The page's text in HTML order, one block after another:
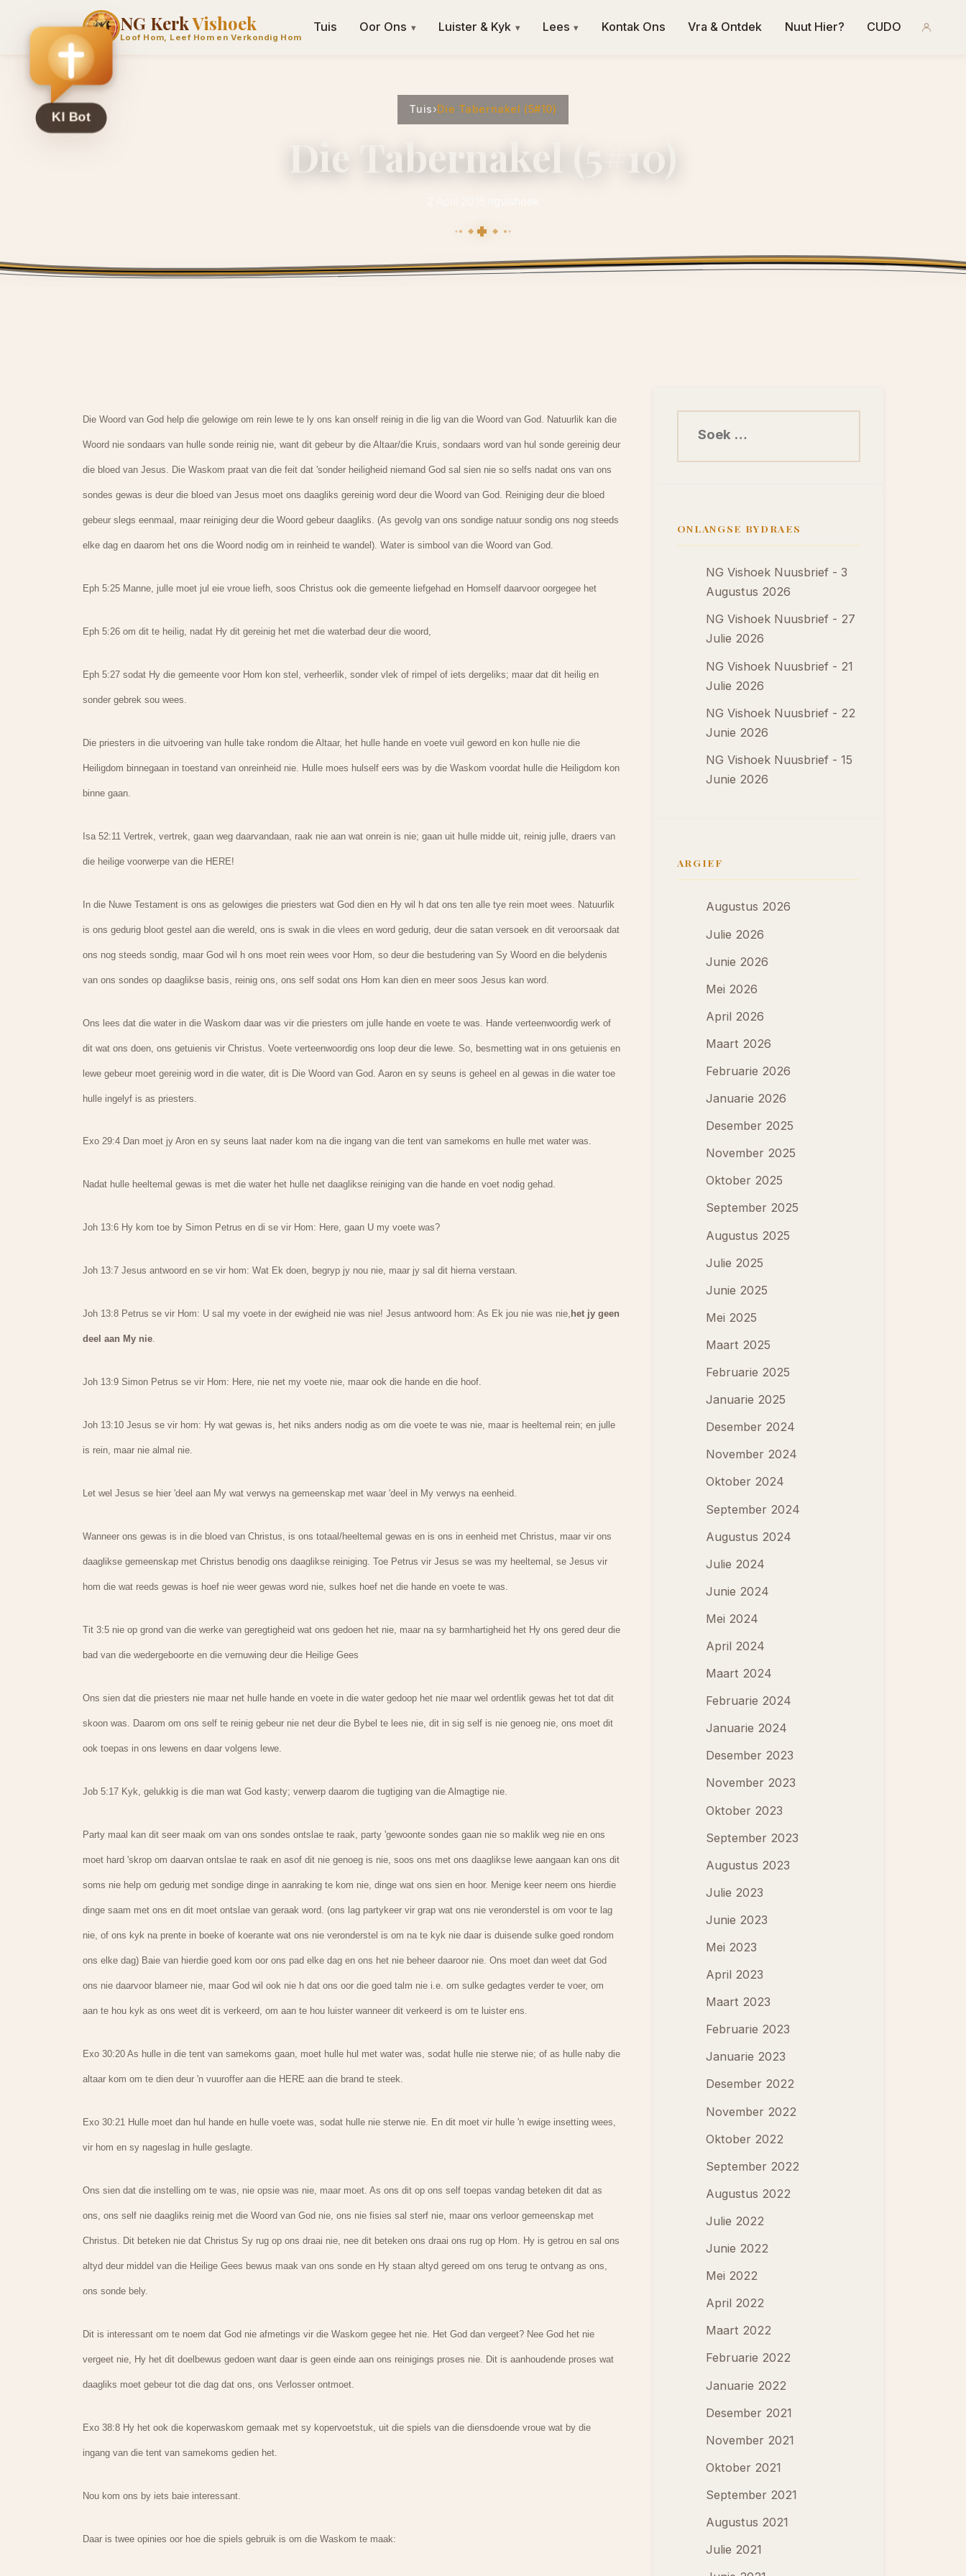
NG KerkVishoek
Loof Hom, Leef Hom en Verkondig Hom
Tuis Oor Ons ▾ Luister & Kyk ▾ Lees ▾ Kontak Ons Vra & Ontdek Nuut Hier? CUDO
Tuis›Die Tabernakel (5#10)
Die Tabernakel (5#10)
Die Woord van God help die gelowige om rein lewe te ly ons kan onself reinig in die lig van die Woord van God. Natuurlik kan die
Woord nie sondaars van hulle sonde reinig nie, want dit gebeur by die Altaar/die Kruis, sondaars word van hul sonde gereinig deur
die bloed van Jesus. Die Waskom praat van die feit dat 'sonder heiligheid niemand God sal sien nie so selfs nadat ons van ons
sondes gewas is deur die bloed van Jesus moet ons daagliks gereinig word deur die Woord van God. Reiniging deur die bloed
gebeur slegs eenmaal, maar reiniging deur die Woord gebeur daagliks. (As gevolg van ons sondige natuur sondig ons nog steeds
elke dag en daarom het ons die Woord nodig om in reinheid te wandel). Water is simbool van die Woord van God.
Eph 5:25 Manne, julle moet jul eie vroue liefh, soos Christus ook die gemeente liefgehad en Homself daarvoor oorgegee het
Eph 5:26 om dit te heilig, nadat Hy dit gereinig het met die waterbad deur die woord,
Eph 5:27 sodat Hy die gemeente voor Hom kon stel, verheerlik, sonder vlek of rimpel of iets dergeliks; maar dat dit heilig en
sonder gebrek sou wees.
Die priesters in die uitvoering van hulle take rondom die Altaar, het hulle hande en voete vuil geword en kon hulle nie die
Heiligdom binnegaan in toestand van onreinheid nie. Hulle moes hulself eers was by die Waskom voordat hulle die Heiligdom kon
binne gaan.
Isa 52:11 Vertrek, vertrek, gaan weg daarvandaan, raak nie aan wat onrein is nie; gaan uit hulle midde uit, reinig julle, draers van
die heilige voorwerpe van die HERE!
In die Nuwe Testament is ons as gelowiges die priesters wat God dien en Hy wil h dat ons ten alle tye rein moet wees. Natuurlik
is ons gedurig bloot gestel aan die wereld, ons is swak in die vlees en word gedurig, deur die satan versoek en dit veroorsaak dat
ons nog steeds sondig, maar God wil h ons moet rein wees voor Hom, so deur die bestudering van Sy Woord en die belydenis
van ons sondes op daaglikse basis, reinig ons, ons self sodat ons Hom kan dien en meer soos Jesus kan word.
Ons lees dat die water in die Waskom daar was vir die priesters om julle hande en voete te was. Hande verteenwoordig werk of
dit wat ons doen, ons getuienis vir Christus. Voete verteenwoordig ons loop deur die lewe. So, besmetting wat in ons getuienis en
lewe gebeur moet gereinig word in die water, dit is Die Woord van God. Aaron en sy seuns is geheel en al gewas in die water toe
hulle ingelyf is as priesters.
Exo 29:4 Dan moet jy Aron en sy seuns laat nader kom na die ingang van die tent van samekoms en hulle met water was.
Nadat hulle heeltemal gewas is met die water het hulle net daaglikse reiniging van die hande en voet nodig gehad.
Joh 13:6 Hy kom toe by Simon Petrus en di se vir Hom: Here, gaan U my voete was?
Joh 13:7 Jesus antwoord en se vir hom: Wat Ek doen, begryp jy nou nie, maar jy sal dit hierna verstaan.
Joh 13:8 Petrus se vir Hom: U sal my voete in der ewigheid nie was nie! Jesus antwoord hom: As Ek jou nie was nie, het jy geen
deel aan My nie.
Joh 13:9 Simon Petrus se vir Hom: Here, nie net my voete nie, maar ook die hande en die hoof.
Joh 13:10 Jesus se vir hom: Hy wat gewas is, het niks anders nodig as om die voete te was nie, maar is heeltemal rein; en julle
is rein, maar nie almal nie.
Let wel Jesus se hier 'deel aan My wat verwys na gemeenskap met waar 'deel in My verwys na eenheid.
Wanneer ons gewas is in die bloed van Christus, is ons totaal/heeltemal gewas en is ons in eenheid met Christus, maar vir ons
daaglikse gemeenskap met Christus benodig ons daaglikse reiniging. Toe Petrus vir Jesus se was my heeltemal, se Jesus vir
hom die wat reeds gewas is hoef nie weer gewas word nie, sulkes hoef net die hande en voete te was.
Tit 3:5 nie op grond van die werke van geregtigheid wat ons gedoen het nie, maar na sy barmhartigheid het Hy ons gered deur die
bad van die wedergeboorte en die vernuwing deur die Heilige Gees
Ons sien dat die priesters nie maar net hulle hande en voete in die water gedoop het nie maar wel ordentlik gewas het tot dat dit
skoon was. Daarom om ons self te reinig gebeur nie net deur die Bybel te lees nie, dit in sig self is nie genoeg nie, ons moet dit
ook toepas in ons lewens en daar volgens lewe.
Job 5:17 Kyk, gelukkig is die man wat God kasty; verwerp daarom die tugtiging van die Almagtige nie.
Party maal kan dit seer maak om van ons sondes ontslae te raak, party 'gewoonte sondes gaan nie so maklik weg nie en ons
moet hard 'skrop om daarvan ontslae te raak en asof dit nie genoeg is nie, soos ons met ons daaglikse lewe aangaan kan ons dit
soms nie help om gedurig met sondige dinge in aanraking te kom nie, dinge wat ons sien en hoor. Menige keer neem ons hierdie
dinge saam met ons en dit moet ontslae van geraak word. (ons lag partykeer vir grap wat ons nie veronderstel is om voor te lag
nie, of ons kyk na prente in boeke of koerante wat ons nie veronderstel is om na te kyk nie daar is duisende sulke goed rondom
ons elke dag) Baie van hierdie goed kom oor ons pad elke dag en ons het nie beheer daaroor nie. Ons moet dan weet dat God
ons nie daarvoor blameer nie, maar God wil ook nie h dat ons oor die goed talm nie i.e. om sulke gedagtes verder te voer, om
aan te hou kyk as ons weet dit is verkeerd, om aan te hou luister wanneer dit verkeerd is om te luister ens.
Exo 30:20 As hulle in die tent van samekoms gaan, moet hulle hul met water was, sodat hulle nie sterwe nie; of as hulle naby die
altaar kom om te dien deur 'n vuuroffer aan die HERE aan die brand te steek.
Exo 30:21 Hulle moet dan hul hande en hulle voete was, sodat hulle nie sterwe nie. En dit moet vir hulle 'n ewige insetting wees,
vir hom en sy nageslag in hulle geslagte.
Ons sien dat die instelling om te was, nie opsie was nie, maar moet. As ons dit op ons self toepas vandag beteken dit dat as
ons, ons self nie daagliks reinig met die Woord van God nie, ons nie fisies sal sterf nie, maar ons verloor gemeenskap met
Christus. Dit beteken nie dat Christus Sy rug op ons draai nie, nee dit beteken ons draai ons rug op Hom. Hy is getrou en sal ons
altyd deur middel van die Heilige Gees bewus maak van ons sonde en Hy staan altyd gereed om ons terug te ontvang as ons,
ons sonde bely.
Dit is interessant om te noem dat God nie afmetings vir die Waskom gegee het nie. Het God dan vergeet? Nee God het nie
vergeet nie, Hy het dit doelbewus gedoen want daar is geen einde aan ons reinigings proses nie. Dit is aanhoudende proses wat
daagliks moet gebeur tot die dag dat ons, ons Verlosser ontmoet.
Exo 38:8 Hy het ook die koperwaskom gemaak met sy kopervoetstuk, uit die spiels van die diensdoende vroue wat by die
ingang van die tent van samekoms gedien het.
Nou kom ons by iets baie interessant.
Daar is twee opinies oor hoe die spiels gebruik is om die Waskom te maak:
ONLANGSE BYDRAES
NG Vishoek Nuusbrief - 3
Augustus 2026
NG Vishoek Nuusbrief - 27
Julie 2026
NG Vishoek Nuusbrief - 21
Julie 2026
NG Vishoek Nuusbrief - 22
Junie 2026
NG Vishoek Nuusbrief - 15
Junie 2026
ARGIEF
Augustus 2026
Julie 2026
Junie 2026
Mei 2026
April 2026
Maart 2026
Februarie 2026
Januarie 2026
Desember 2025
November 2025
Oktober 2025
September 2025
Augustus 2025
Julie 2025
Junie 2025
Mei 2025
Maart 2025
Februarie 2025
Januarie 2025
Desember 2024
November 2024
Oktober 2024
September 2024
Augustus 2024
Julie 2024
Junie 2024
Mei 2024
April 2024
Maart 2024
Februarie 2024
Januarie 2024
Desember 2023
November 2023
Oktober 2023
September 2023
Augustus 2023
Julie 2023
Junie 2023
Mei 2023
April 2023
Maart 2023
Februarie 2023
Januarie 2023
Desember 2022
November 2022
Oktober 2022
September 2022
Augustus 2022
Julie 2022
Junie 2022
Mei 2022
April 2022
Maart 2022
Februarie 2022
Januarie 2022
Desember 2021
November 2021
Oktober 2021
September 2021
Augustus 2021
Julie 2021